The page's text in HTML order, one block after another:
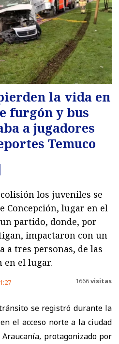
la vida en
furgón y bus
a jugadores
Temuco
los juveniles se
Concepción, lugar en el
partido, donde, por
impactaron con un
a tres personas, de las
en el lugar.
1666visitas
se registró durante la
el acceso norte a la ciudad
protagonizado por